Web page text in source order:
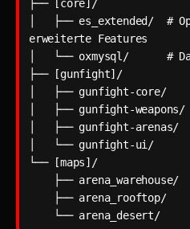
├── [core]/
│   ├── es_extended/  #
erweiterte Features
│   └── oxmysql/      #
├── [gunfight]/
│   ├── gunfight-core/
│   ├── gunfight-weapons/
│   ├── gunfight-arenas/
│   └── gunfight-ui/
└── [maps]/
    └── arena_desert/